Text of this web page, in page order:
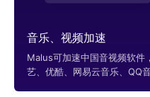
音乐、视频加速
Malus可加速中国音视频软件
艺、优酷、网易云音乐、QQ